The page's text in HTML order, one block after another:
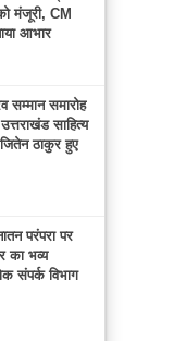
मंजूरी, CM
आभार
सम्मान समारोह
साहित्य
ठाकुर हुए
परंपरा पर
का भव्य
संपर्क विभाग